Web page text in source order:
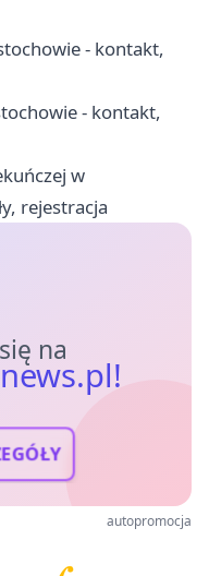
- kontakt,
- kontakt,
w
rejestracja
na
autopromocja